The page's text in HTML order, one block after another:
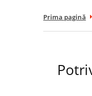
Prima pagină